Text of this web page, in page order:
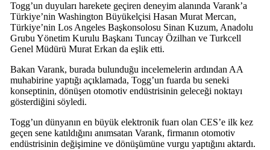
Togg’un duyuları harekete geçiren deneyim alanında Varank’a
Türkiye’nin Washington Büyükelçisi Hasan Murat Mercan,
Türkiye’nin Los Angeles Başkonsolosu Sinan Kuzum, Anadolu
Grubu Yönetim Kurulu Başkanı Tuncay Özilhan ve Turkcell
Genel Müdürü Murat Erkan da eşlik etti.
Bakan Varank, burada bulunduğu incelemelerin ardından AA
muhabirine yaptığı açıklamada, Togg’un fuarda bu seneki
konseptinin, dönüşen otomotiv endüstrisinin geleceği noktayı
gösterdiğini söyledi.
Togg’un dünyanın en büyük elektronik fuarı olan CES’e ilk kez
geçen sene katıldığını anımsatan Varank, firmanın otomotiv
endüstrisinin değişimine ve dönüşümüne vurgu yaptığını aktardı.